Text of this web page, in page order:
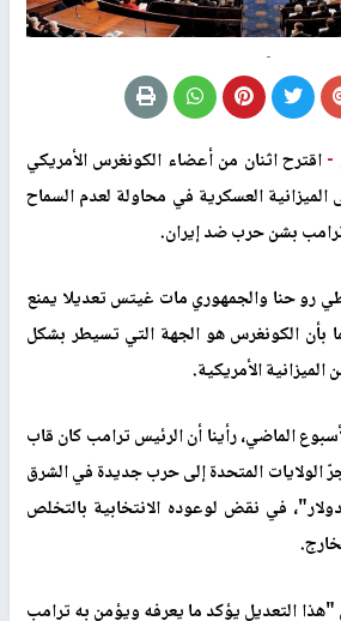
-
-اقترح اثنان من أعضاء الكونغرس الأمريكي
الميزانية العسكرية في محاولة لعدم السماح
ترامب بشن حرب ضد إيران.
رو حنا والجمهوري مات غيتس تعديلا يمنع
بأن الكونغرس هو الجهة التي تسيطر بشكل
الأمريكية.
الماضي، رأينا أن الرئيس ترامب كان قاب
المتحدة إلى حرب جديدة في الشرق
في نقض لوعوده الانتخابية بالتخلص
.
التعديل يؤكد ما يعرفه ويؤمن به ترامب